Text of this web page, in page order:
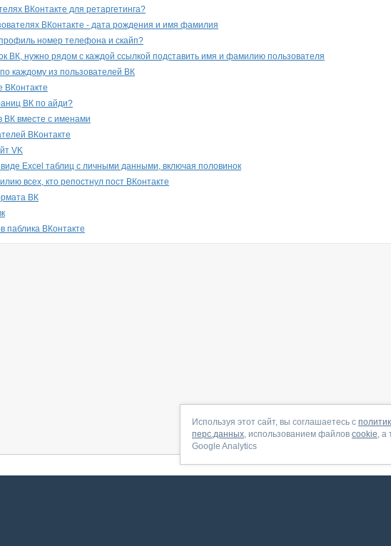
ВКонтакте для ретаргетинга?
ВКонтакте - дата рождения и имя фамилия
номер телефона и скайп?
ВК, нужно рядом с каждой ссылкой подставить имя и фамилию пользователя
каждому из пользователей ВК
ВКонтакте
ВК по айди?
ВК вместе с именами
ВКонтакте
VK
виде Excel таблиц с личными данными, включая половинок
всех, кто репостнул пост ВКонтакте
ВК
паблика ВКонтакте
Используя этот сайт, вы соглашаетесь с
перс.данных, использованием файлов cookie, а
Google Analytics